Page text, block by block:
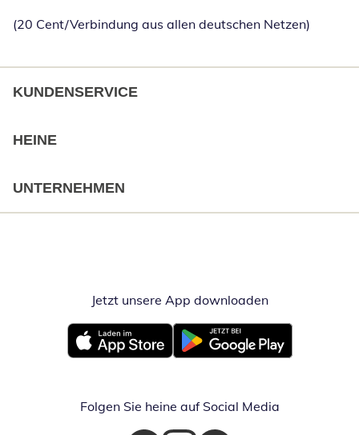
(20 Cent/Verbindung aus allen deutschen Netzen)
KUNDENSERVICE
HEINE
UNTERNEHMEN
Jetzt unsere App downloadenÖffnet in
Öffnet in neuem FensterÖffnet in neuem Fenster
Folgen Sie heine auf Social Media